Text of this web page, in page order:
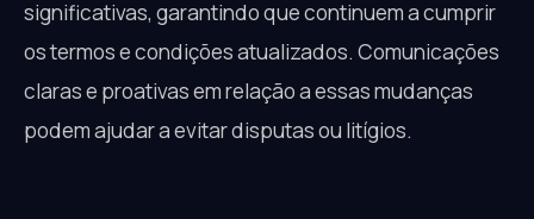
significativas, garantindo que continuem a cumprir
os termos e condições atualizados. Comunicações
claras e proativas em relação a essas mudanças
podem ajudar a evitar disputas ou litígios.